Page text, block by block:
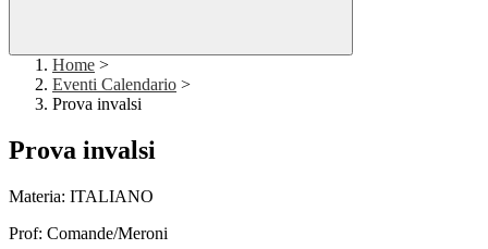
Home >
Eventi Calendario >
Prova invalsi
Prova invalsi
Materia: ITALIANO
Prof: Comande/Meroni